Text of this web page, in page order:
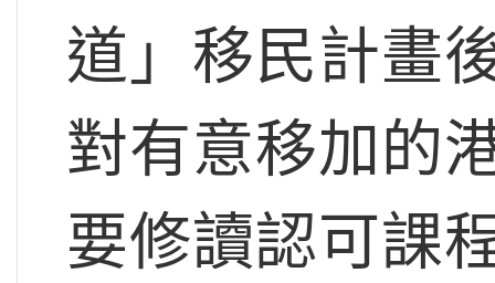
道」移民計畫
對有意移加的
要修讀認可課